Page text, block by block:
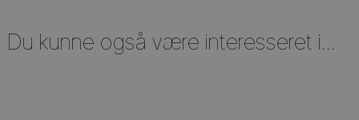
Du kunne også være interesseret i...